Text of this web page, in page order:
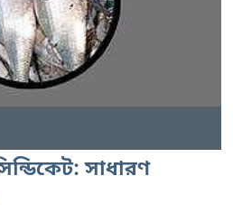
সাধারণ